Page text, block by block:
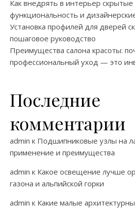
Как внедрять в интерьер скрытые
функциональность и
Установка профилей для дверей
пошаговое руководство
Преимущества салона красоты:
профессиональный уход — это
Последние
комментарии
admin к Подшипниковые узлы на
применение и преимущества
admin к Какое освещение лучше
газона и альпийской горки
admin к Какие малые